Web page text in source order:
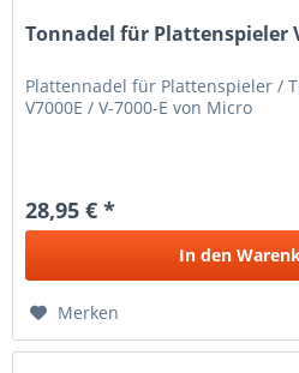
Tonnadel für Plattenspieler
Plattennadel für Plattenspieler /
V7000E / V-7000-E von Micro
28,95 € *
In den
Merken